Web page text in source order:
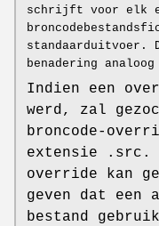
schrijft voor elk
standaarduitvoer.
benadering analoog
Indien een
werd, zal
broncode-
extensie .src.
override kan
geven dat een
bestand